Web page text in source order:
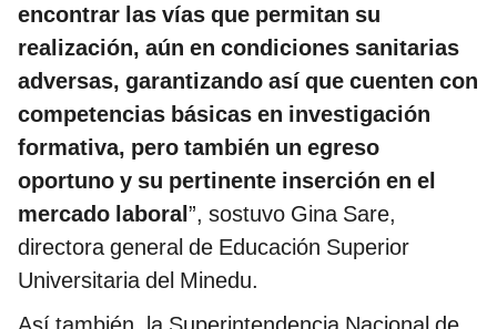
encontrar las vías que permitan su
realización, aún en condiciones sanitarias
adversas, garantizando así que cuenten con
competencias básicas en investigación
formativa, pero también un egreso
oportuno y su pertinente inserción en el
mercado laboral”, sostuvo Gina Sare,
directora general de Educación Superior
Universitaria del Minedu.